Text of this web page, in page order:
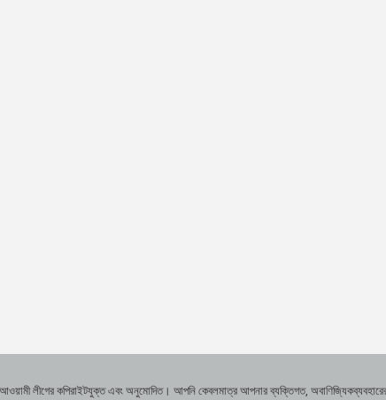
লীগের কপিরাইটযুক্ত এবং অনুমোদিত। আপনি কেবলমাত্র আপনার ব্যক্তিগত,